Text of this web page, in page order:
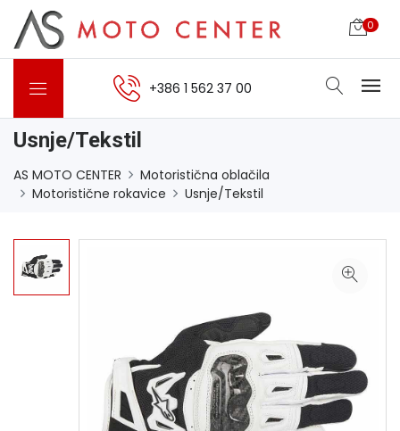
0
+386 1 562 37 00
Usnje/Tekstil
AS MOTO CENTER
Motoristična oblačila
Motoristične rokavice
Usnje/Tekstil